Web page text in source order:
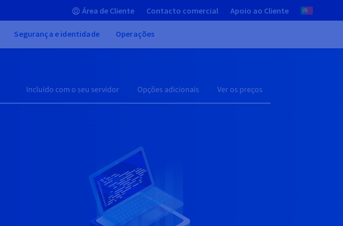
Área de Cliente Contacto comercial Apoio ao Cliente
Segurança e identidade Operações
Incluído com o seu servidor Opções adicionais Ver os preços